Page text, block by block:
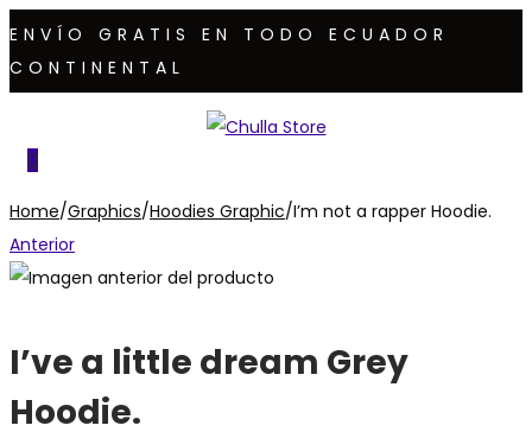
ENVÍO GRATIS EN TODO ECUADOR
CONTINENTAL
a
navegación
al
0
Home/Graphics/Hoodies Graphic/I’m not a rapper Hoodie.
Anterior
I’ve a little dream Grey
Hoodie.